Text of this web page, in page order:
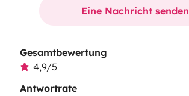
Eine Nachricht senden
Gesamtbewertung
4,9/5
Antwortrate